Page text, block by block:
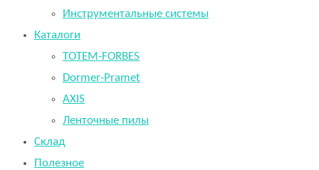
Инструментальные системы
Каталоги
TOTEM-FORBES
Dormer-Pramet
AXIS
Ленточные пилы
Склад
Полезное